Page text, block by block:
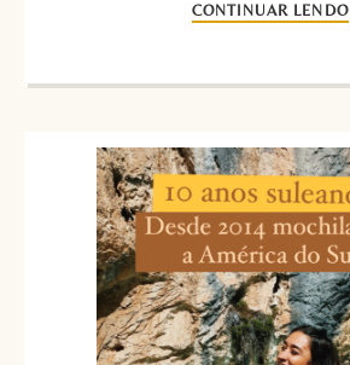
CONTINUAR LENDO